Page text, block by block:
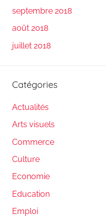
septembre 2018
août 2018
juillet 2018
Catégories
Actualités
Arts visuels
Commerce
Culture
Economie
Education
Emploi